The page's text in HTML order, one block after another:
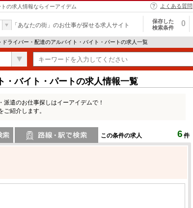
の求人情報ならイーアイデム よくある質問
「あなたの街」のお仕事が探せる求人サイト
保存した
検索条件
0
ドライバー・配達のアルバイト・バイト・パートの求人一覧
・バイト・パートの求人情報一覧
遣のお仕事探しはイーアイデムで！
紹介します。
この条件の求人 6 件